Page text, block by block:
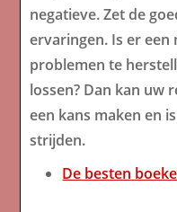
negatieve. Zet de
ervaringen. Is er
problemen te
lossen? Dan kan uw
een kans maken en
strijden.
De besten